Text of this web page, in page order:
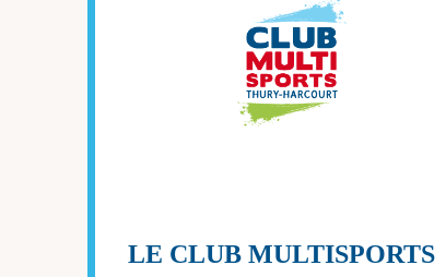
LE CLUB MULTISPORTS